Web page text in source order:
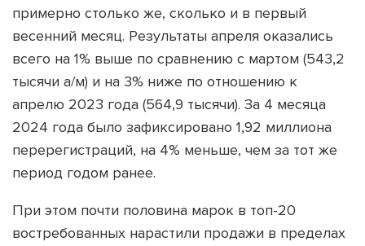
примерно столько же, сколько и в первый
весенний месяц. Результаты апреля оказались
всего на 1% выше по сравнению с мартом (543,2
тысячи а/м) и на 3% ниже по отношению к
апрелю 2023 года (564,9 тысячи). За 4 месяца
2024 года было зафиксировано 1,92 миллиона
перерегистраций, на 4% меньше, чем за тот же
период годом ранее.
При этом почти половина марок в топ-20
востребованных нарастили продажи в пределах